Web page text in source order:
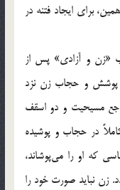
براي ايجاد فتنه در
«زن و آزادي» پس از
پوشش و حجاب زن نزد
مسيحيت و دو اسقف
در حجاب و پوشيده
كه او را مي‌پوشاند،
زن نبايد صورت خود را